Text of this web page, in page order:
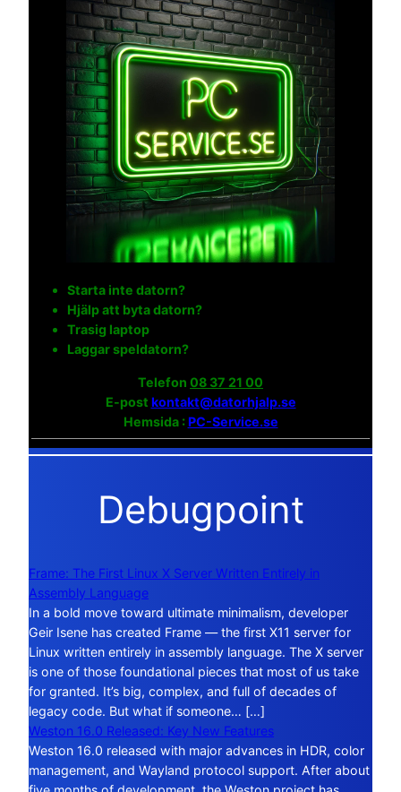
Starta inte datorn?
Hjälp att byta datorn?
Trasig laptop
Laggar speldatorn?
Telefon 08 37 21 00
E-post kontakt@datorhjalp.se
Hemsida :PC-Service.se
Debugpoint
Frame: The First Linux X Server Written Entirely in
Assembly Language
In a bold move toward ultimate minimalism, developer
Geir Isene has created Frame — the first X11 server for
Linux written entirely in assembly language. The X server
is one of those foundational pieces that most of us take
for granted. It’s big, complex, and full of decades of
legacy code. But what if someone… […]
Weston 16.0 Released: Key New Features
Weston 16.0 released with major advances in HDR, color
management, and Wayland protocol support. After about